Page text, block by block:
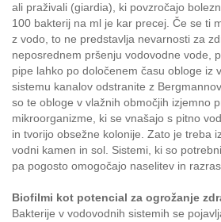
ali praživali (giardia), ki povzročajo
100 bakterij na ml je kar precej. Če se ti
z vodo, to ne predstavlja nevarnosti za
neposrednem pršenju vodovodne vode,
pipe lahko po določenem času obloge iz
sistemu kanalov odstranite z
so te obloge v vlažnih območjih izjemno
mikroorganizme, ki se vnašajo s pitno
in tvorijo obsežne kolonije. Zato je treba
vodni kamen in sol. Sistemi, ki so
pa pogosto omogočajo naselitev in
Biofilmi kot potencial za ogrožanje
Bakterije v vodovodnih sistemih se